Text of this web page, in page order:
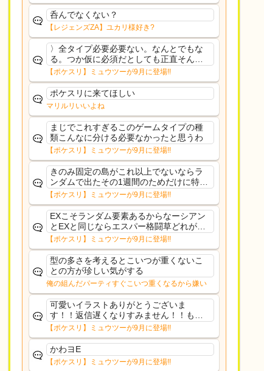
呑んでなくない？
【レジェンズZA】ユカリ様好き?
〉全タイプ必要必要ない。なんとでもな
る。つか仮に必須だとしても正直そんな
もんに付き合う気は無い。運営は時間の
リソースを甘く見すぎなのよ。ポケスリ
やったことないやろうなと思ってる。〉
ラピスEX最短二年後...
【ポケスリ】ミュウツーが9月に登場!!
ポケスリに来てほしい
マリルリいいよね
まじでこれすぎるこのゲームタイプの種
類こんなに分ける必要なかったと思うわ
【ポケスリ】ミュウツーが9月に登場!!
きのみ固定の島がこれ以上でないならラ
ンダムで出たその1週間のためだけに特定
のタイプにリソース割くのなんだかむな
しい気がするわ出番がないってわけじゃ
ないから無駄ではないんだけど
【ポケスリ】ミュウツーが9月に登場!!
EXこそランダム要素あるからなーシアン
とEXと同じならエスパー格闘草どれが事
前に来るか分からんから、積む必要があ
るミュウツーは使いにくくね？って思っ
た
【ポケスリ】ミュウツーが9月に登場!!
型の多さを考えるとこいつが重くないこ
との方が珍しい気がする
俺の組んだパーティすぐこいつ重くなるから嫌い
可愛いイラストありがとうございま
す！！返信遅くなりすみません！！もう
少ししたら通常再開できます！
【ポケスリ】ミュウツーが9月に登場!!
かわヨE
【ポケスリ】ミュウツーが9月に登場!!